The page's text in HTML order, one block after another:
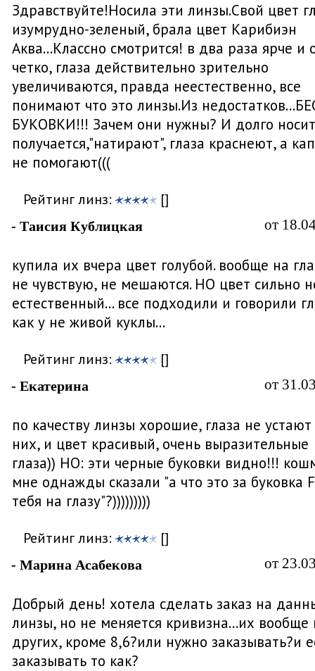
Здравствуйте!Носила эти линзы.Свой цвет
изумрудно-зеленый, брала цвет Карибиэн
Аква...Классно смотрится! в два раза ярче и
четко, глаза действительно зрительно
увеличиваются, правда неестественно, все
понимают что это линзы.Из
БУКОВКИ!!! Зачем они нужны? И долго
получается,"натирают", глаза краснеют, а
не помогают(((
Рейтинг линз: []
- Таисия Кублицкая от
купила их вчера цвет голубой. вообще на
не чувствую, не мешаются. НО цвет сильно
естественный... все подходили и говорили
как у не живой куклы...
Рейтинг линз: []
- Екатерина от
по качеству линзы хорошие, глаза не
них, и цвет красивый, очень выразительные
глаза)) НО: эти черные буковки видно!!!
мне однажды сказали "а что это за буковка
тебя на глазу"?)))))))))
Рейтинг линз: []
- Марина Асабекова от
Добрый день! хотела сделать заказ на
линзы, но не меняется кривизна...их вообще
других, кроме 8,6?или нужно заказывать?и
заказывать то как?